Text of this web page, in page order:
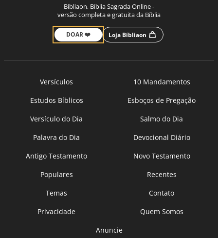
Bíbliaon, Bíblia Sagrada Online -
versão completa e gratuita da Bíblia
DOAR ❤️ Loja Bíbliaon
Versículos
10 Mandamentos
Estudos Bíblicos
Esboços de Pregação
Versículo do Dia
Salmo do Dia
Palavra do Dia
Devocional Diário
Antigo Testamento
Novo Testamento
Populares
Recentes
Temas
Contato
Privacidade
Quem Somos
Anuncie